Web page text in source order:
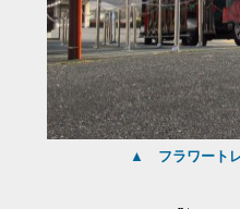
▲ フラワート